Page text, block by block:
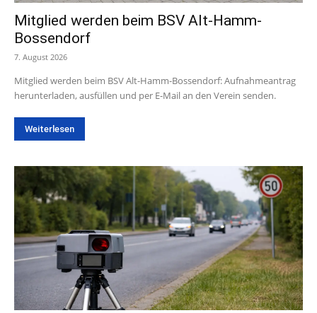
Mitglied werden beim BSV Alt-Hamm-
Bossendorf
7. August 2026
Mitglied werden beim BSV Alt-Hamm-Bossendorf: Aufnahmeantrag
herunterladen, ausfüllen und per E-Mail an den Verein senden.
Weiterlesen